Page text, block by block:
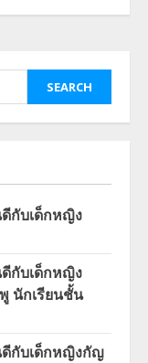
กับเด็กหญิง
กับเด็กหญิง
นักเรียนชั้น
ดีกับเด็กหญิงกัญ